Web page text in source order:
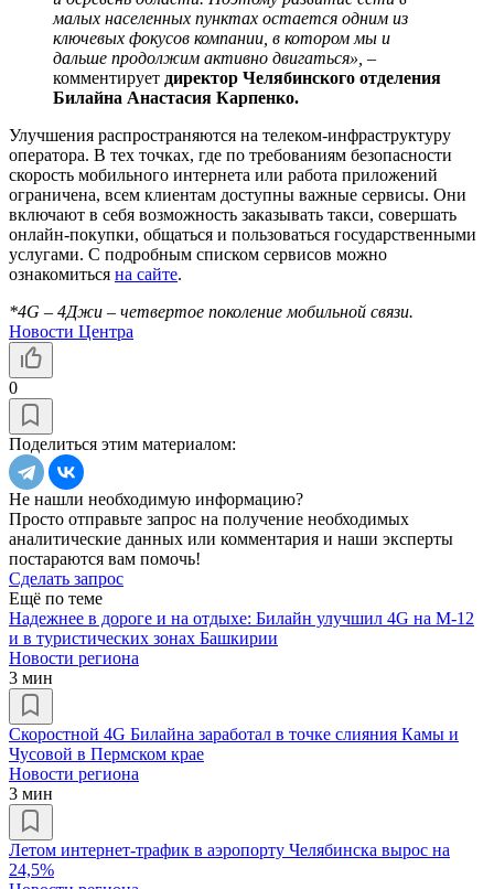
малых населенных пунктах остается одним из
ключевых фокусов компании, в котором мы и
дальше продолжим активно двигаться», –
комментирует директор Челябинского отделения
Билайна Анастасия Карпенко.
Улучшения распространяются на телеком-инфраструктуру
оператора. В тех точках, где по требованиям безопасности
скорость мобильного интернета или работа приложений
ограничена, всем клиентам доступны важные сервисы. Они
включают в себя возможность заказывать такси, совершать
онлайн-покупки, общаться и пользоваться государственными
услугами. С подробным списком сервисов можно
ознакомиться на сайте.
*4G – 4Джи – четвертое поколение мобильной связи.
Новости Центра
0
Поделиться этим материалом:
Не нашли необходимую информацию?
Просто отправьте запрос на получение необходимых
аналитические данных или комментария и наши эксперты
постараются вам помочь!
Сделать запрос
Ещё по теме
Надежнее в дороге и на отдыхе: Билайн улучшил 4G на М-12
и в туристических зонах Башкирии
Новости региона
3 мин
Скоростной 4G Билайна заработал в точке слияния Камы и
Чусовой в Пермском крае
Новости региона
3 мин
Летом интернет-трафик в аэропорту Челябинска вырос на
24,5%